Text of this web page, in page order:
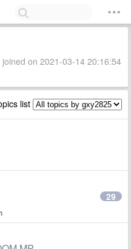
on 2021-03-14 20:16:54
list
29